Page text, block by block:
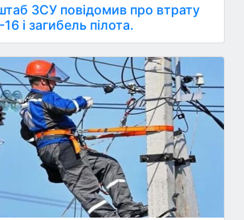
ЗСУ повідомив про втрату
і загибель пілота.